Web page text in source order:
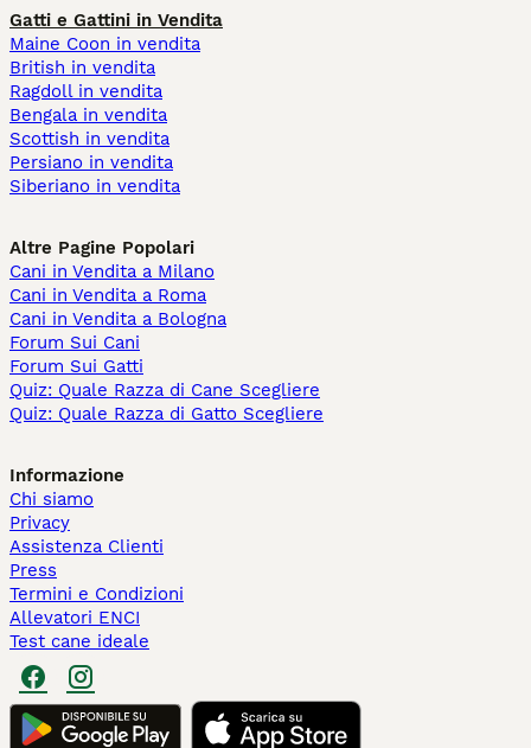
Gatti e Gattini in Vendita
Maine Coon in vendita
British in vendita
Ragdoll in vendita
Bengala in vendita
Scottish in vendita
Persiano in vendita
Siberiano in vendita
Altre Pagine Popolari
Cani in Vendita a Milano
Cani in Vendita a Roma
Cani in Vendita a Bologna
Forum Sui Cani
Forum Sui Gatti
Quiz: Quale Razza di Cane Scegliere
Quiz: Quale Razza di Gatto Scegliere
Informazione
Chi siamo
Privacy
Assistenza Clienti
Press
Termini e Condizioni
Allevatori ENCI
Test cane ideale